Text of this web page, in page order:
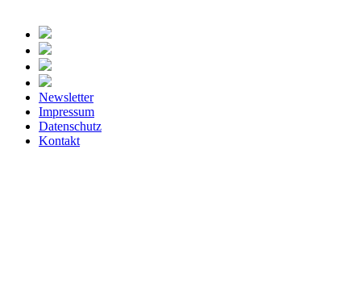
Newsletter
Impressum
Datenschutz
Kontakt